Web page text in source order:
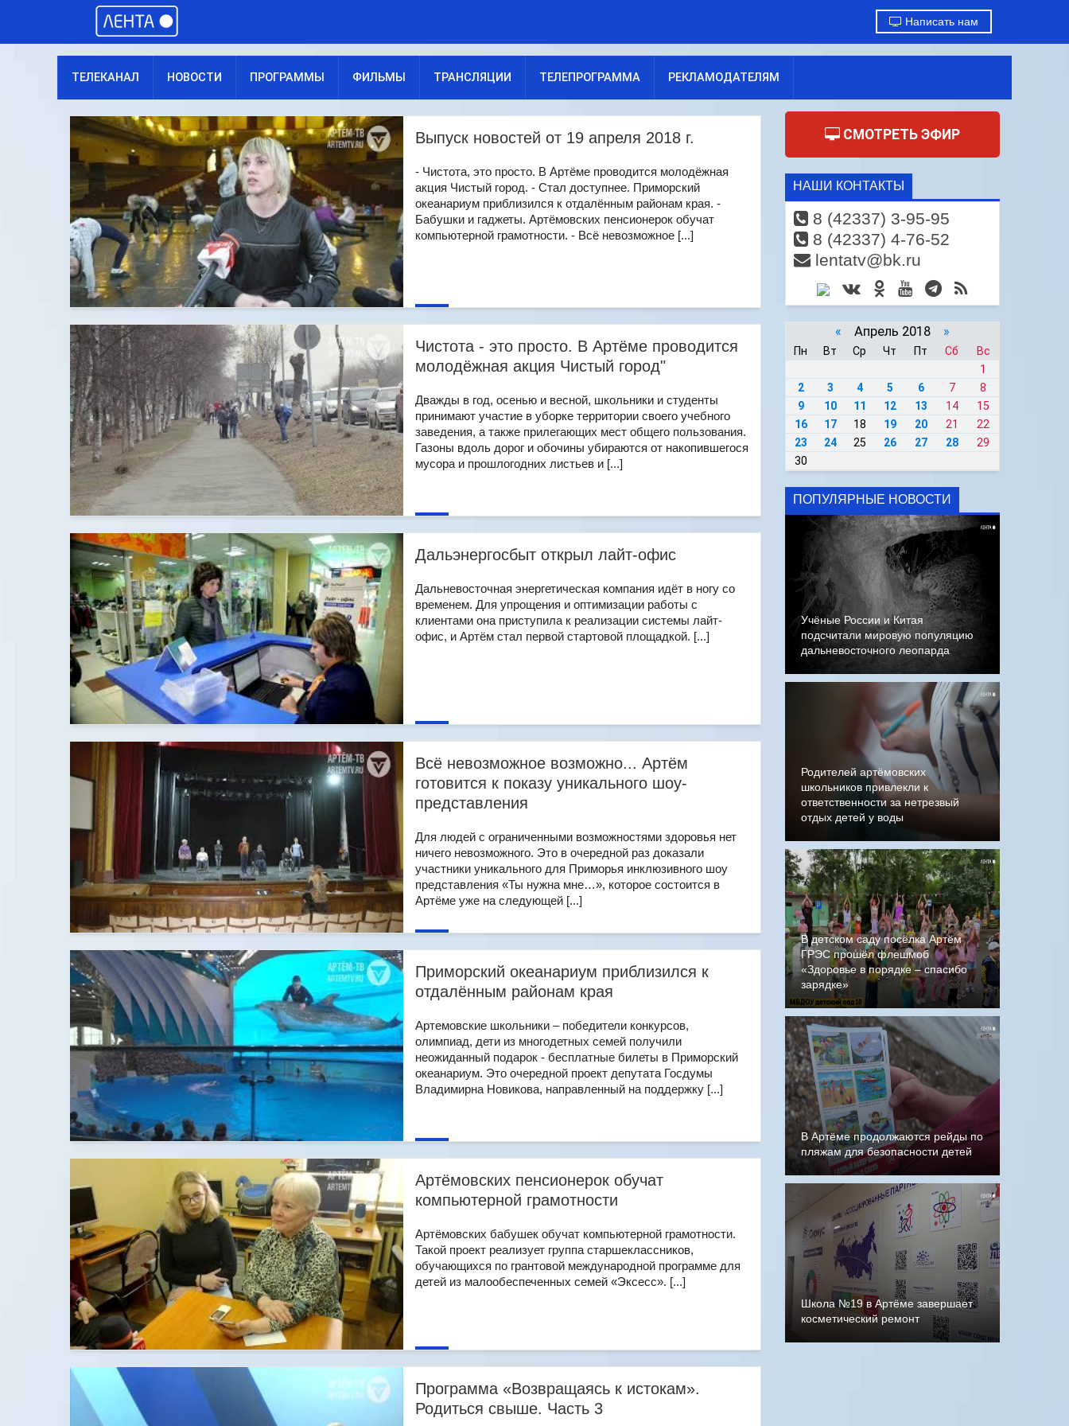
Написать нам
ТЕЛЕКАНАЛ НОВОСТИ ПРОГРАММЫ ФИЛЬМЫ ТРАНСЛЯЦИИ ТЕЛЕПРОГРАММА РЕКЛАМОДАТЕЛЯМ
Выпуск новостей от 19 апреля 2018 г.
- Чистота, это просто. В Артёме проводится молодёжная
акция Чистый город. - Стал доступнее. Приморский
океанариум приблизился к отдалённым районам края. -
Бабушки и гаджеты. Артёмовских пенсионерок обучат
компьютерной грамотности. - Всё невозможное [...]
Чистота - это просто. В Артёме проводится
молодёжная акция Чистый город"
Дважды в год, осенью и весной, школьники и студенты
принимают участие в уборке территории своего учебного
заведения, а также прилегающих мест общего пользования.
Газоны вдоль дорог и обочины убираются от накопившегося
мусора и прошлогодних листьев и [...]
Дальэнергосбыт открыл лайт-офис
Дальневосточная энергетическая компания идёт в ногу со
временем. Для упрощения и оптимизации работы с
клиентами она приступила к реализации системы лайт-
офис, и Артём стал первой стартовой площадкой. [...]
Всё невозможное возможно... Артём
готовится к показу уникального шоу-
представления
Для людей с ограниченными возможностями здоровья нет
ничего невозможного. Это в очередной раз доказали
участники уникального для Приморья инклюзивного шоу
представления «Ты нужна мне…», которое состоится в
Артёме уже на следующей [...]
Приморский океанариум приблизился к
отдалённым районам края
Артемовские школьники – победители конкурсов,
олимпиад, дети из многодетных семей получили
неожиданный подарок - бесплатные билеты в Приморский
океанариум. Это очередной проект депутата Госдумы
Владимирна Новикова, направленный на поддержку [...]
Артёмовских пенсионерок обучат
компьютерной грамотности
Артёмовских бабушек обучат компьютерной грамотности.
Такой проект реализует группа старшеклассников,
обучающихся по грантовой международной программе для
детей из малообеспеченных семей «Эксесс». [...]
Программа «Возвращаясь к истокам».
Родиться свыше. Часть 3
СМОТРЕТЬ ЭФИР
НАШИ КОНТАКТЫ
8 (42337) 3-95-95
8 (42337) 4-76-52
lentatv@bk.ru
« Апрель 2018 »
Пн Вт Ср Чт Пт Сб
Вс
1
2
3 4 5 6 7
8
9
10 11 12 13 14
15
16
17 18 19 20 21
22
23
24 25 26 27 28
29
30
ПОПУЛЯРНЫЕ НОВОСТИ
Учёные России и Китая
подсчитали мировую популяцию
дальневосточного леопарда
Родителей артёмовских
школьников привлекли к
ответственности за нетрезвый
отдых детей у воды
В детском саду посёлка Артём
ГРЭС прошёл флешмоб
«Здоровье в порядке – спасибо
зарядке»
В Артёме продолжаются рейды по
пляжам для безопасности детей
Школа №19 в Артёме завершает
косметический ремонт